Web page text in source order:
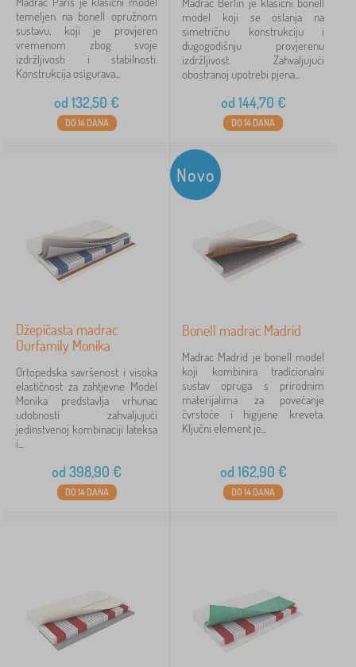
temeljen na bonell opružnom
sustavu, koji je provjeren
vremenom zbog svoje
izdržljivosti i stabilnosti.
Konstrukcija osigurava...
od 132,50 €
DO 14 DANA
model koji se oslanja na
simetričnu konstrukciju i
dugogodišnju provjerenu
izdržljivost. Zahvaljujući
obostranoj upotrebi pjena...
od 144,70 €
DO 14 DANA
Džepičasta madrac
Ourfamily Monika
Ortopedska savršenost i visoka
elastičnost za zahtjevne Model
Monika predstavlja vrhunac
udobnosti zahvaljujući
jedinstvenoj kombinaciji lateksa
i...
od 398,90 €
DO 14 DANA
Novo
Bonell madrac Madrid
Madrac Madrid je bonell model
koji kombinira tradicionalni
sustav opruga s prirodnim
materijalima za povećanje
čvrstoće i higijene kreveta.
Ključni element je...
od 162,90 €
DO 14 DANA